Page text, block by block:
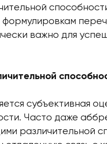
важно для
субъективная
Часто даже
различительной